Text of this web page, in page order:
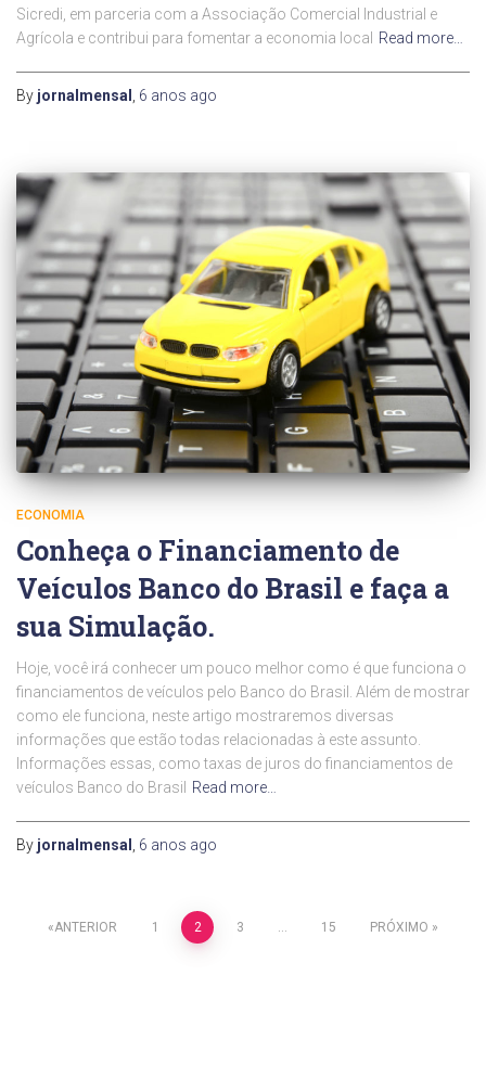
Sicredi, em parceria com a Associação Comercial Industrial e
Agrícola e contribui para fomentar a economia local
Read more…
By jornalmensal 6 anos ago
ECONOMIA
Conheça o Financiamento de
Veículos Banco do Brasil e faça a
sua Simulação.
Hoje, você irá conhecer um pouco melhor como é que funciona o
financiamentos de veículos pelo Banco do Brasil. Além de mostrar
como ele funciona, neste artigo mostraremos diversas
informações que estão todas relacionadas à este assunto.
Informações essas, como taxas de juros do financiamentos de
veículos Banco do Brasil
Read more…
By jornalmensal 6 anos ago
Paginação
ANTERIOR 1 2 3 15 PRÓXIMO